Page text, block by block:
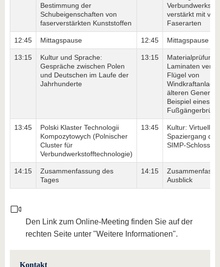
Bestimmung der
Schubeigenschaften von
faserverstärkten Kunststoffen
verstärkt mit
Faserarten
12:45 Mittagspause 12:45 Mittagspause
13:15
Kultur und Sprache:
Gespräche zwischen Polen
und Deutschen im Laufe der
Jahrhunderte
13:15
Materialprüfung
Laminaten
Flügel von
älteren
Beispiel eines
13:45
Polski Klaster Technologii
Kompozytowych (Polnischer
Cluster für
Verbundwerkstofftechnologie)
13:45
Kultur: Virtueller
Spaziergang
SIMP-Schloss in
14:15
Zusammenfassung des
Tages
14:15
Ausblick
Den Link zum Online-Meeting finden Sie auf der
rechten Seite unter "Weitere Informationen".
Kontakt